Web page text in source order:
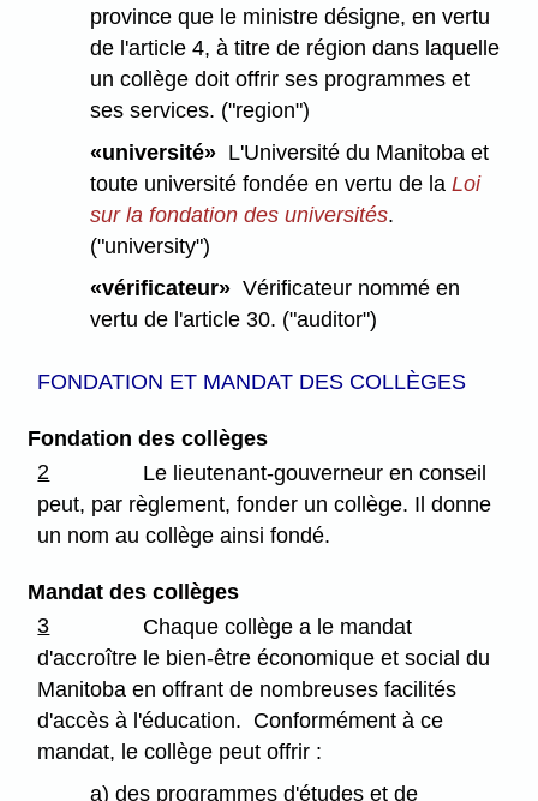
province que le ministre désigne, en vertu
de l'article 4, à titre de région dans laquelle
un collège doit offrir ses programmes et
ses services. ("region")
«université» L'Université du Manitoba et
toute université fondée en vertu de laLoi
sur la fondation des universités.
("university")
«vérificateur» Vérificateur nommé en
vertu de l'article 30. ("auditor")
FONDATION ET MANDAT DES COLLÈGES
Fondation des collèges
2
Le lieutenant-gouverneur en conseil
peut, par règlement, fonder un collège. Il donne
un nom au collège ainsi fondé.
Mandat des collèges
3
Chaque collège a le mandat
d'accroître le bien-être économique et social du
Manitoba en offrant de nombreuses facilités
d'accès à l'éducation. Conformément à ce
mandat, le collège peut offrir :
a) des programmes d'études et de